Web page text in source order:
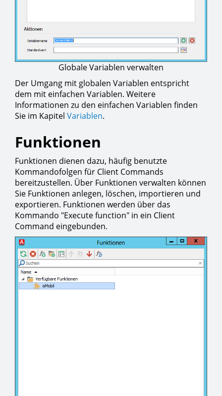
Globale Variablen verwalten
Der Umgang mit globalen Variablen entspricht
dem mit einfachen Variablen. Weitere
Informationen zu den einfachen Variablen finden
Sie im Kapitel Variablen.
Funktionen
Funktionen dienen dazu, häufig benutzte
Kommandofolgen für Client Commands
bereitzustellen. Über Funktionen verwalten können
Sie Funktionen anlegen, löschen, importieren und
exportieren. Funktionen werden über das
Kommando "Execute function" in ein Client
Command eingebunden.